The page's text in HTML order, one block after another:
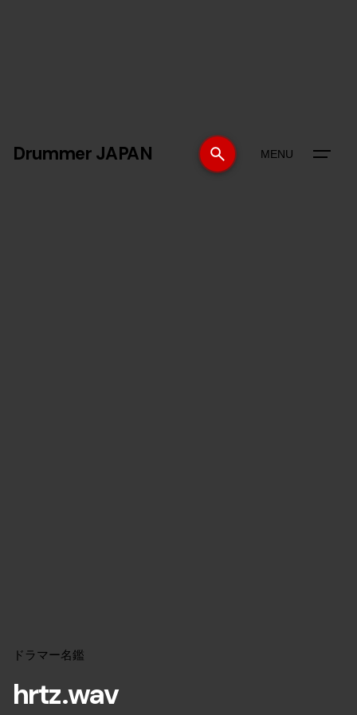
Drummer JAPAN MENU
ドラマー名鑑
hrtz.wav